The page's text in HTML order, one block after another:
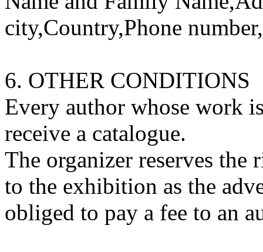
city,Country,Phone
6. OTHER CONDITIONS
Every author whose work
receive a catalogue.
The organizer reserves the
to the exhibition as the
obliged to pay a fee to an